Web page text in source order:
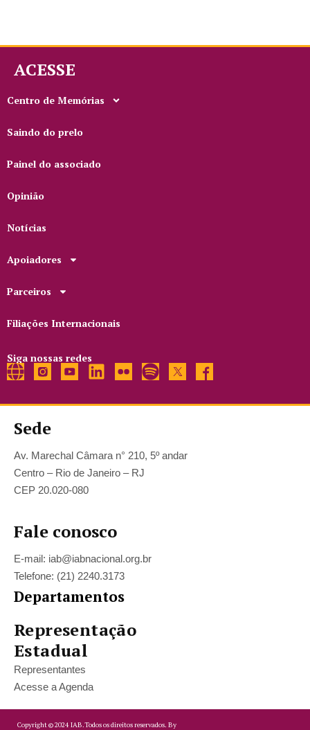
ACESSE
Centro de Memórias
Saindo do prelo
Painel do associado
Opinião
Notícias
Apoiadores
Parceiros
Filiações Internacionais
Siga nossas redes
Sede
Av. Marechal Câmara n° 210, 5º andar
Centro – Rio de Janeiro – RJ
CEP 20.020-080
Fale conosco
E-mail: iab@iabnacional.org.br
Telefone: (21) 2240.3173
Departamentos
Representação
Estadual
Representantes
Acesse a Agenda
Copyright ©2024 IAB.Todos os direitos reservados. By